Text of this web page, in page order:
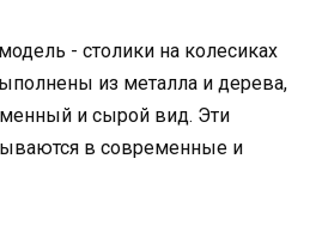
- столики на колесиках
из металла и дерева,
и сырой вид. Эти
в современные и